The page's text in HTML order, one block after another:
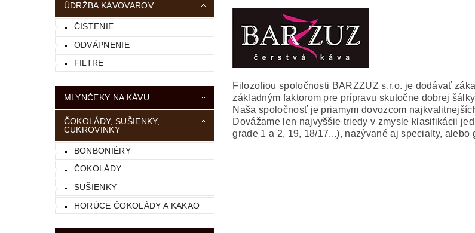
ÚDRŽBA KÁVOVAROV
ČISTENIE
ODVÁPNENIE
FILTRE
MLYNČEKY NA KÁVU
ČOKOLÁDY, SUŠIENKY,
CUKROVINKY
BONBONIÉRY
ČOKOLÁDY
SUŠIENKY
HORÚCE ČOKOLÁDY A KAKAO
Filozofiou spoločnosti BARZZUZ s.r.o. je dodávať
základným faktorom pre prípravu skutočne dobrej
Naša spoločnosť je priamym dovozcom
Dovážame len najvyššie triedy v zmysle klasifikácii
grade 1 a 2, 19, 18/17...), nazývané aj specialty, alebo